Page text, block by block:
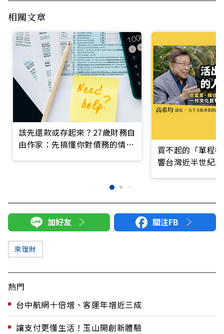
相關文章
該先還款或存起來？27歲財務自
由作家：先搞懂你對債務的情緒
買不起的「單程
響台灣近半世紀
加好友 關注FB
來理財
熱門
台中航網十倍增、客運年增近三成
讓支付更懂生活！玉山開創新體驗